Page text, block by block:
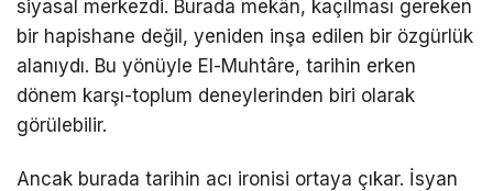
siyasal merkezdi. Burada mekân, kaçılması gereken
bir hapishane değil, yeniden inşa edilen bir özgürlük
alanıydı. Bu yönüyle El-Muhtâre, tarihin erken
dönem karşı-toplum deneylerinden biri olarak
görülebilir.
Ancak burada tarihin acı ironisi ortaya çıkar. İsyan